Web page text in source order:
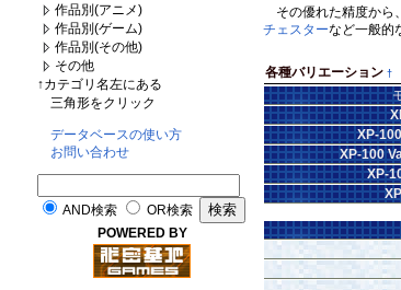
作品別(アニメ)
作品別(ゲーム)
作品別(その他)
その他
↑カテゴリ名左にある
三角形をクリック
データベースの使い方
お問い合わせ
AND検索
OR検索
POWERED BY
その優れた精度から
チェスターなど一般的
各種バリエーション †
XP-
XP-100
XP-